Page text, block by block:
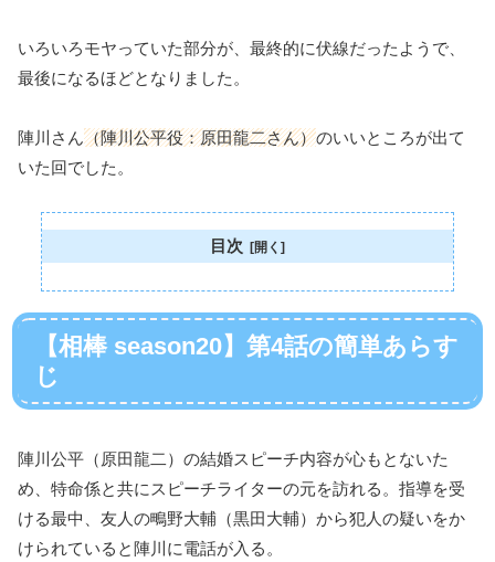
いろいろモヤっていた部分が、最終的に伏線だったようで、
最後になるほどとなりました。
陣川さん（陣川公平役：原田龍二さん）のいいところが出て
いた回でした。
目次
【相棒 season20】第4話の簡単あらす
じ
陣川公平（原田龍二）の結婚スピーチ内容が心もとないた
め、特命係と共にスピーチライターの元を訪れる。指導を受
ける最中、友人の鴫野大輔（黒田大輔）から犯人の疑いをか
けられていると陣川に電話が入る。